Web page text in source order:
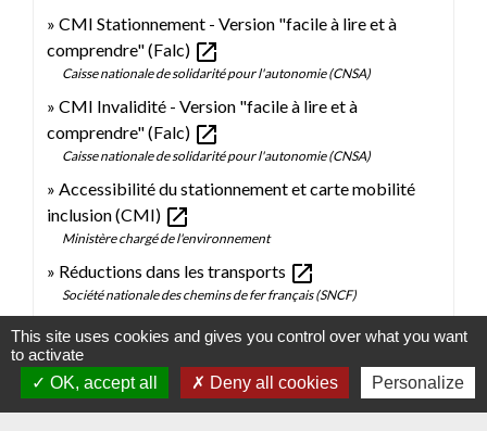
CMI Stationnement - Version "facile à lire et à
comprendre" (Falc) open_in_new
Caisse nationale de solidarité pour l'autonomie (CNSA)
CMI Invalidité - Version "facile à lire et à
comprendre" (Falc) open_in_new
Caisse nationale de solidarité pour l'autonomie (CNSA)
Accessibilité du stationnement et carte mobilité
inclusion (CMI) open_in_new
Ministère chargé de l'environnement
Réductions dans les transports open_in_new
Société nationale des chemins de fer français (SNCF)
Comment faire si...
This site uses cookies and gives you control over what you want
to activate
OK, accept all
Deny all cookies Personalize